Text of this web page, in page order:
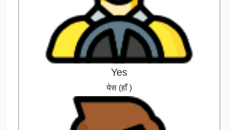
Yes
येस (हाँ )